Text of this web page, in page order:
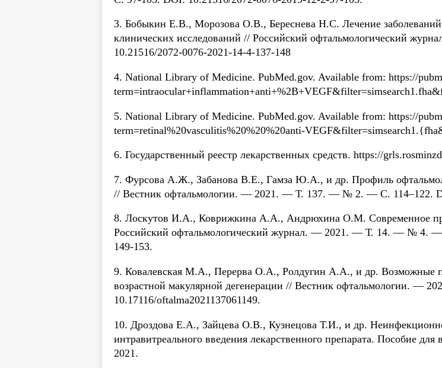
3. Бобыкин Е.В., Морозова О.В., Береснева Н.С. Лечение
клинических исследований // Российский офтальмологический
10.21516/2072-0076-2021-14-4-137-148
4. National Library of Medicine. PubMed.gov. Available from: https://
5. National Library of Medicine. PubMed.gov. Available from: https://
term=retinal%20vasculitis%20%20%20anti-
6. Государственный реестр лекарственных средств. https://
7. Фурсова А.Ж., Забанова В.Е., Гамза Ю.А., и др. Профиль
// Вестник офтальмологии. — 2021. — Т. 137. — № 2. — С. 114–122.
8. Лоскутов И.А., Коврижкина А.А., Андрюхина О.М. Современное
Российский офтальмологический журнал. — 2021. — Т. 14. — № 4. —
149-153.
9. Ковалевская М.А., Перерва О.А., Ролдугин А.А., и др. Возможные
возрастной макулярной дегенерации // Вестник офтальмологии. —
10.17116/oftalma2021137061149.
10. Дроздова Е.А., Зайцева О.В., Кузнецова Т.И., и др.
интравитреального введения лекарственного препарата. Пособие
2021.